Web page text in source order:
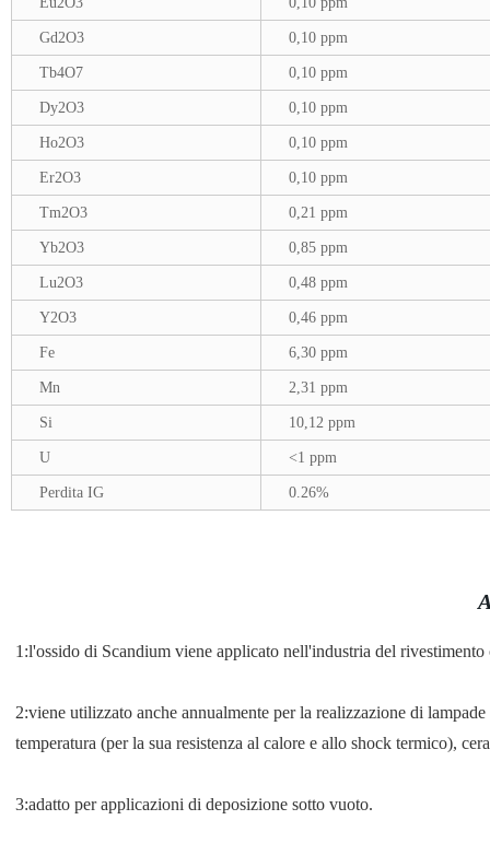
Gd2O3 0,10 ppm
Tb4O7 0,10 ppm
Dy2O3 0,10 ppm
Ho2O3 0,10 ppm
Er2O3 0,10 ppm
Tm2O3 0,21 ppm
Yb2O3 0,85 ppm
Lu2O3 0,48 ppm
Y2O3 0,46 ppm
Fe 6,30 ppm
Mn 2,31 ppm
Si 10,12 ppm
U <1 ppm
Perdita IG 0.26%
1:l'ossido di Scandium viene applicato nell'industria del
2:viene utilizzato anche annualmente per la realizzazione di
temperatura (per la sua resistenza al calore e allo shock termico),
3:adatto per applicazioni di deposizione sotto vuoto.